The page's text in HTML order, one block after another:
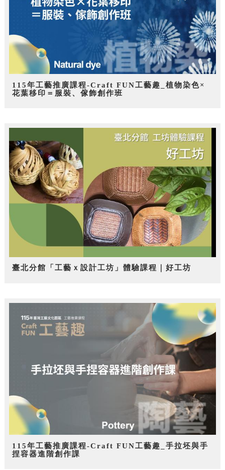
115年工藝推廣課程-Craft FUN工藝趣_植物染色×
花葉移印＝服裝、傢飾創作班
臺北分館「工藝ｘ設計工坊」體驗課程｜好工坊
115年工藝推廣課程-Craft FUN工藝趣_手拉坯與手
捏容器進階創作課